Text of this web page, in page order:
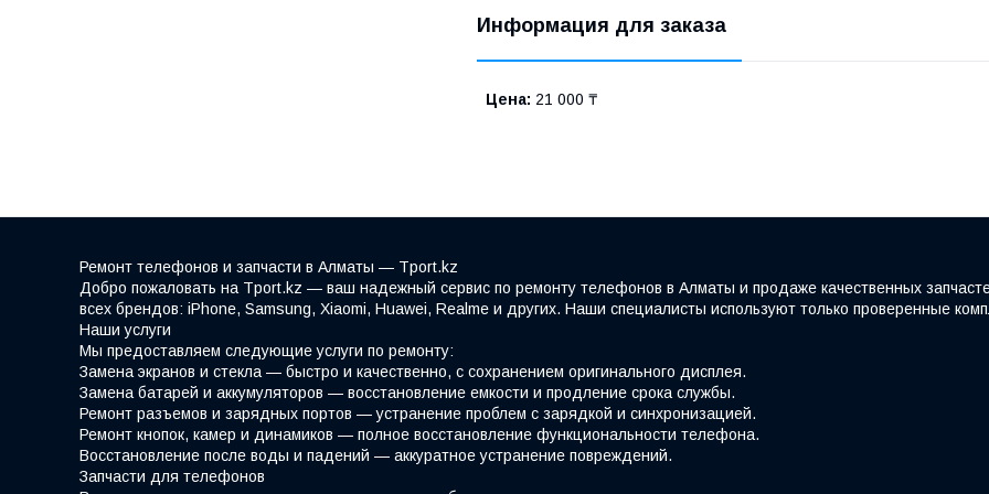
Информация для заказа
Цена: 21 000 ₸
Ремонт телефонов и запчасти в Алматы — Tport.kz
Добро пожаловать на Tport.kz — ваш надежный сервис по ремонту телефонов в Алматы и продаже качественных
всех брендов: iPhone, Samsung, Xiaomi, Huawei, Realme и других. Наши специалисты используют только проверенные
Наши услуги
Мы предоставляем следующие услуги по ремонту:
Замена экранов и стекла — быстро и качественно, с сохранением оригинального дисплея.
Замена батарей и аккумуляторов — восстановление емкости и продление срока службы.
Ремонт разъемов и зарядных портов — устранение проблем с зарядкой и синхронизацией.
Ремонт кнопок, камер и динамиков — полное восстановление функциональности телефона.
Восстановление после воды и падений — аккуратное устранение повреждений.
Запчасти для телефонов